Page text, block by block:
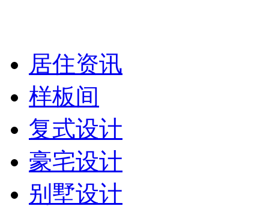
居住资讯
样板间
复式设计
豪宅设计
别墅设计